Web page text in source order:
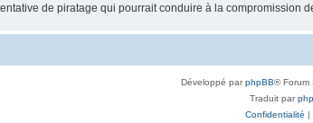
de piratage qui pourrait conduire à la compromission
Développé parphpBB® Forum
Traduit par
Confidentialité |